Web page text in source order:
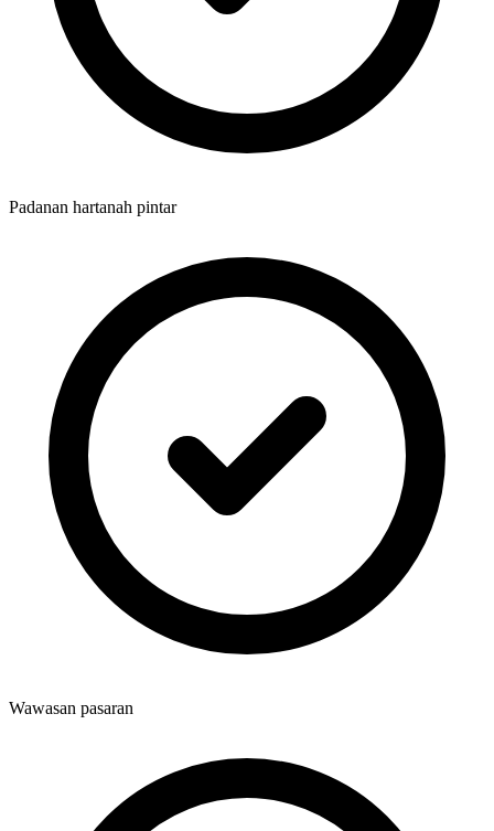
Padanan hartanah pintar
Wawasan pasaran